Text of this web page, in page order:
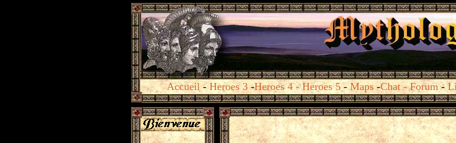
Accueil-Heroes 3-Heroes 4-Heroes 5-Maps-Chat- Forum-